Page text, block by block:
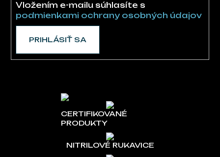
Vložením e-mailu súhlasíte s
podmienkami ochrany osobných údajov
PRIHLÁSIŤ SA
CERTIFIKOVANÉ
PRODUKTY
NITRILOVÉ RUKAVICE